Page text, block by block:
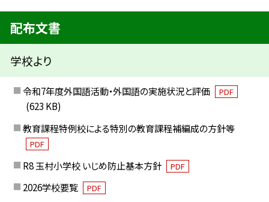
配布文書
学校より
令和7年度外国語活動・外国語の実施状況と評価 PDF
(623 KB)
教育課程特例校による特別の教育課程補編成の方針等
PDF
R8 玉村小学校 いじめ防止基本方針 PDF
2026学校要覧 PDF